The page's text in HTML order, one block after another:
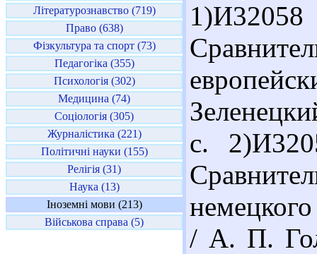
Літературознавство (719)
Право (638)
Фізкультура та спорт (73)
Педагогіка (355)
Психологія (302)
Медицина (74)
Соціологія (305)
Журналістика (221)
Політичні науки (155)
Релігія (31)
Наука (13)
Іноземні мови (213)
Військова справа (5)
с.
/ А. П.